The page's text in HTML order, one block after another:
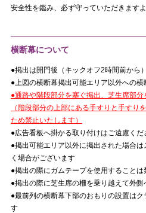
安全性を鑑み、必ず守っていただきます
横断幕について
●掲出は開門後（キックオフ2時間前から
●上図の横断幕掲出可能エリア以外への
●通路や階段部分を塞ぐ掲出、芝生席部
（階段部分の上部にある手すりと手すり
ため禁止いたします）
●広告看板へ掛かる取り付けはご遠慮くだ
●掲出可能エリア以外に掲出された場合
く場合がございます
●掲出の際にガムテープを使用することは
●掲出の際に芝生席の柵を乗り越えて外
●最前列の横断幕下部のおもりの設置は
す